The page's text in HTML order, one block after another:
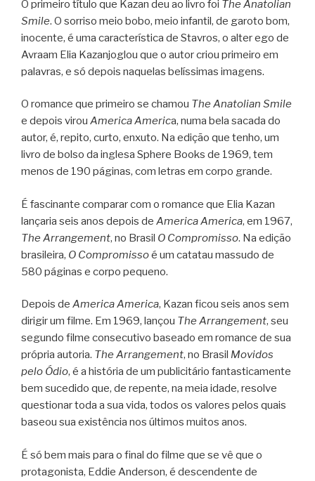
O primeiro título que Kazan deu ao livro foi The Anatolian
Smile. O sorriso meio bobo, meio infantil, de garoto bom,
inocente, é uma característica de Stavros, o alter ego de
Avraam Elia Kazanjoglou que o autor criou primeiro em
palavras, e só depois naquelas belíssimas imagens.
O romance que primeiro se chamou The Anatolian Smile
e depois virou America America, numa bela sacada do
autor, é, repito, curto, enxuto. Na edição que tenho, um
livro de bolso da inglesa Sphere Books de 1969, tem
menos de 190 páginas, com letras em corpo grande.
É fascinante comparar com o romance que Elia Kazan
lançaria seis anos depois de America America, em 1967,
The Arrangement, no Brasil O Compromisso. Na edição
brasileira, O Compromissoé um catatau massudo de
580 páginas e corpo pequeno.
Depois de America America, Kazan ficou seis anos sem
dirigir um filme. Em 1969, lançou The Arrangement, seu
segundo filme consecutivo baseado em romance de sua
própria autoria. The Arrangement, no Brasil Movidos
pelo Ódio, é a história de um publicitário fantasticamente
bem sucedido que, de repente, na meia idade, resolve
questionar toda a sua vida, todos os valores pelos quais
baseou sua existência nos últimos muitos anos.
É só bem mais para o final do filme que se vê que o
protagonista, Eddie Anderson, é descendente de